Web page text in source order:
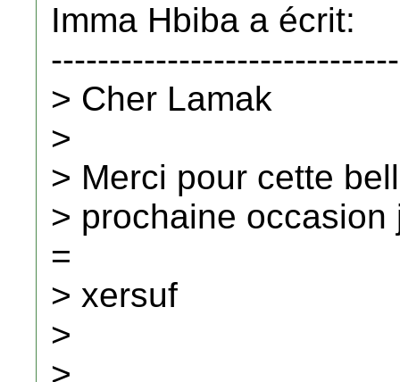
Imma Hbiba a écrit:
> Cher Lamak
>
> Merci pour cette
> prochaine
=
> xersuf
>
>